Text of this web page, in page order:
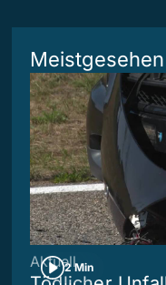
Meistgesehen
2 Min
Aktuell